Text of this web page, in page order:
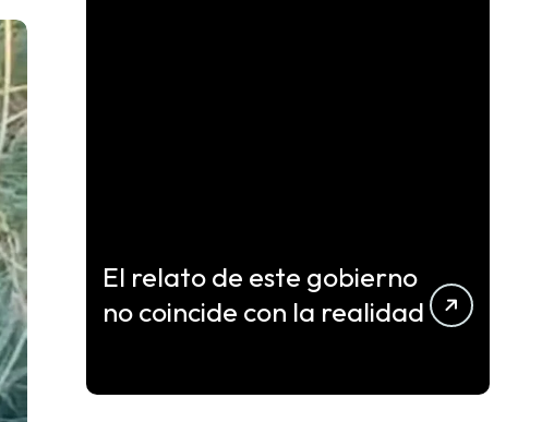
El relato de este gobierno
no coincide con la realidad